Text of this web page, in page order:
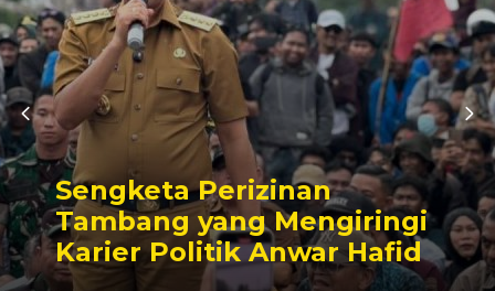
Sengketa Perizinan
Tambang yang Mengiringi
Karier Politik Anwar Hafid